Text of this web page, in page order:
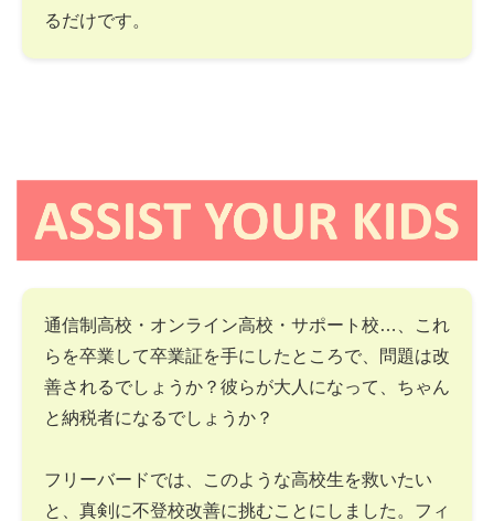
るだけです。
通信制高校・オンライン高校・サポート校…、これ
らを卒業して卒業証を手にしたところで、問題は改
善されるでしょうか？彼らが大人になって、ちゃん
と納税者になるでしょうか？
フリーバードでは、このような高校生を救いたい
と、真剣に不登校改善に挑むことにしました。フィ